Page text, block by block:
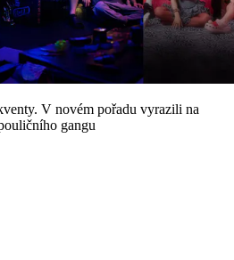
V novém pořadu vyrazili na
gangu